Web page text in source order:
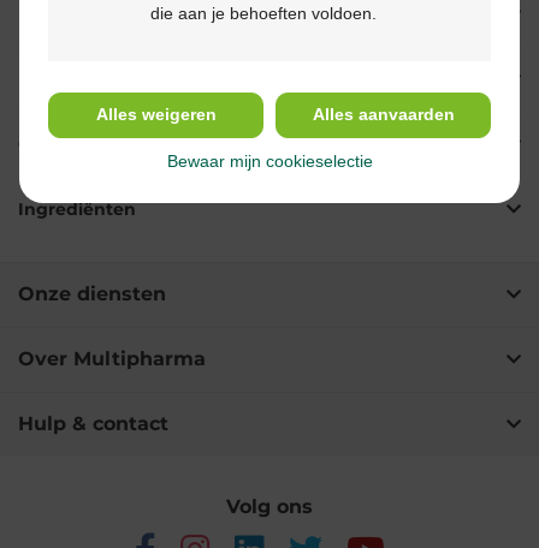
Eigenschappen
Gebruik
Ingrediënten
Onze diensten
Over Multipharma
Hulp & contact
Volg ons
die aan je behoeften voldoen.
Alles weigeren Alles aanvaarden
Bewaar mijn cookieselectie